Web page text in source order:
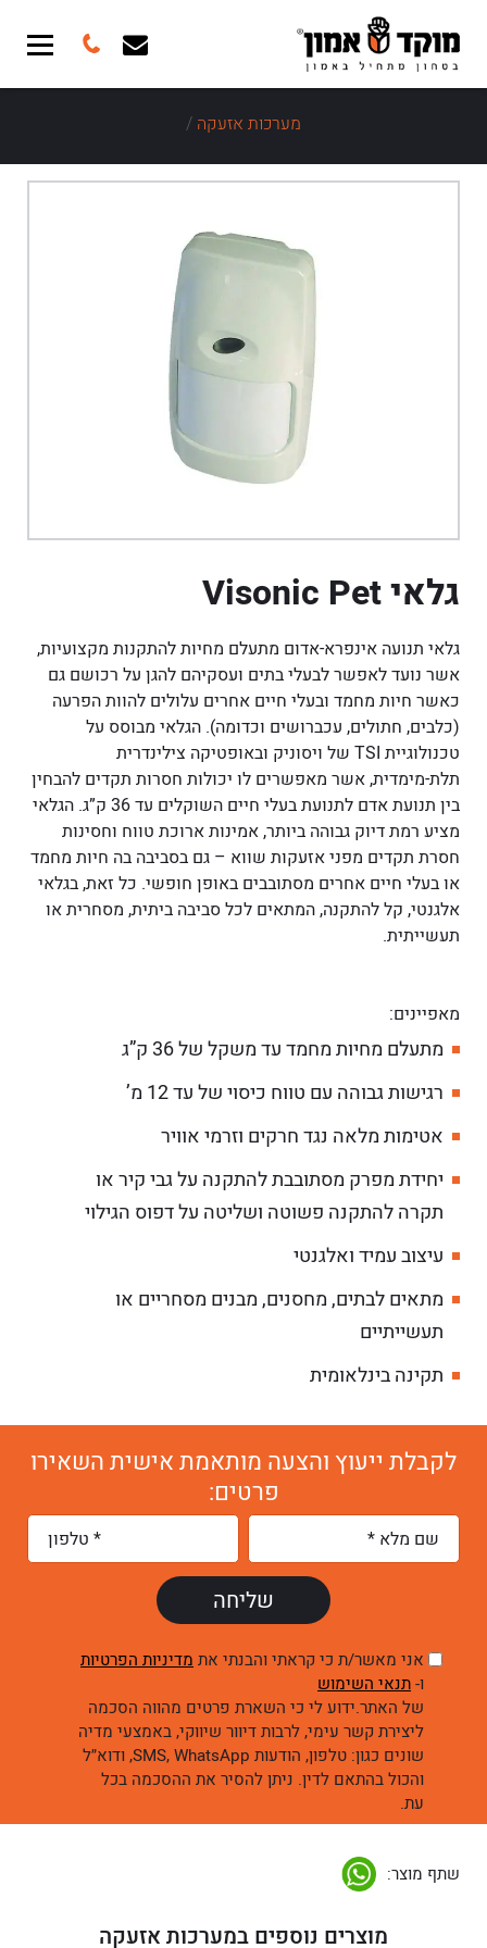
מערכות אזעקה /
גלאי Visonic Pet
גלאי תנועה אינפרא-אדום מתעלם מחיות להתקנות מקצועיות,
אשר נועד לאפשר לבעלי בתים ועסקיהם להגן על רכושם גם
כאשר חיות מחמד ובעלי חיים אחרים עלולים להוות הפרעה
(כלבים, חתולים, עכברושים וכדומה). הגלאי מבוסס על
טכנולוגיית TSI של ויסוניק ובאופטיקה צילינדרית
תלת-מימדית, אשר מאפשרים לו יכולות חסרות תקדים להבחין
בין תנועת אדם לתנועת בעלי חיים השוקלים עד 36 ק”ג. הגלאי
מציע רמת דיוק גבוהה ביותר, אמינות ארוכת טווח וחסינות
חסרת תקדים מפני אזעקות שווא – גם בסביבה בה חיות מחמד
או בעלי חיים אחרים מסתובבים באופן חופשי. כל זאת, בגלאי
אלגנטי, קל להתקנה, המתאים לכל סביבה ביתית, מסחרית או
תעשייתית.
מאפיינים:
מתעלם מחיות מחמד עד משקל של 36 ק”ג
רגישות גבוהה עם טווח כיסוי של עד 12 מ’
אטימות מלאה נגד חרקים וזרמי אוויר
יחידת מפרק מסתובבת להתקנה על גבי קיר או
תקרה להתקנה פשוטה ושליטה על דפוס הגילוי
עיצוב עמיד ואלגנטי
מתאים לבתים, מחסנים, מבנים מסחריים או
תעשייתיים
תקינה בינלאומית
לקבלת ייעוץ והצעה מותאמת אישית השאירו
פרטים:
אני מאשר/ת כי קראתי והבנתי את מדיניות הפרטיות
ו-תנאי השימוש
של האתר.ידוע לי כי השארת פרטים מהווה הסכמה
ליצירת קשר עימי, לרבות דיוור שיווקי, באמצעי מדיה
שונים כגון: טלפון, הודעות SMS, WhatsApp, ודוא״ל
והכול בהתאם לדין. ניתן להסיר את ההסכמה בכל
עת.
שתף מוצר:
מוצרים נוספים במערכות אזעקה